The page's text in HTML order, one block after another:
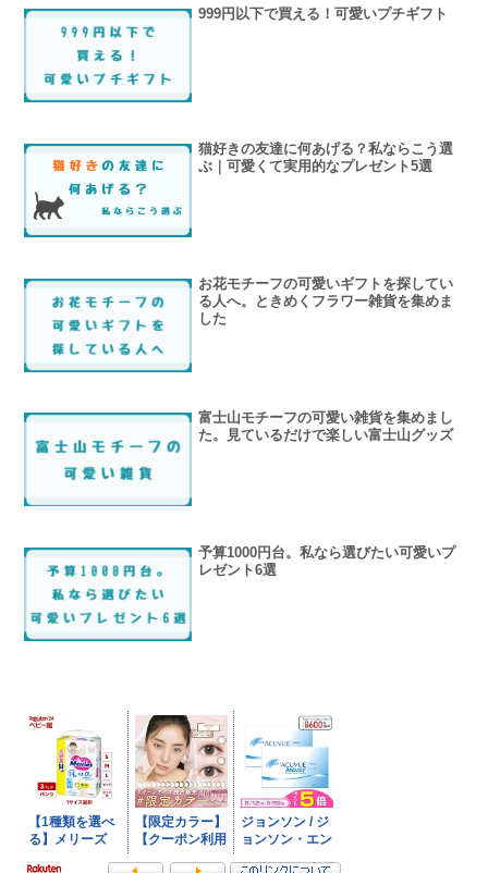
999円以下で買える！可愛いプチギフト
猫好きの友達に何あげる？私ならこう選
ぶ｜可愛くて実用的なプレゼント5選
お花モチーフの可愛いギフトを探してい
る人へ。ときめくフラワー雑貨を集めま
した
富士山モチーフの可愛い雑貨を集めまし
た。見ているだけで楽しい富士山グッズ
予算1000円台。私なら選びたい可愛いプ
レゼント6選